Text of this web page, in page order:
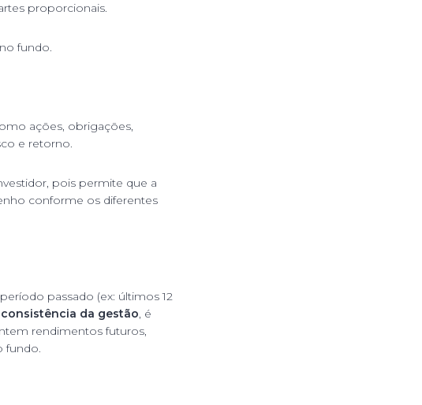
proporcionais.
fundo.
ações, obrigações,
e retorno.
pois permite que a
conforme os diferentes
passado (ex: últimos 12
consistência da gestão, é
rendimentos futuros,
fundo.